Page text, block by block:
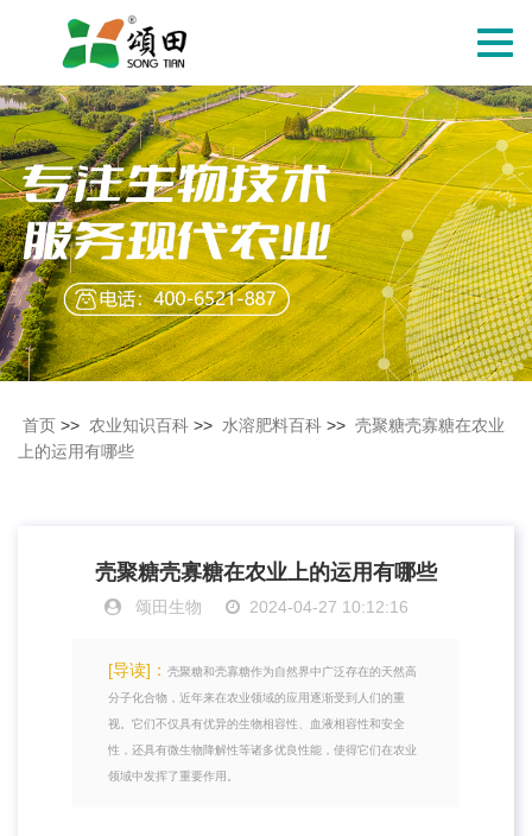
切
导
航
首页 >> 农业知识百科 >> 水溶肥料百科 >> 壳聚糖壳寡糖在农业
上的运用有哪些
壳聚糖壳寡糖在农业上的运用有哪些
颂田生物 2024-04-27 10:12:16
[导读]： 壳聚糖和壳寡糖作为自然界中广泛存在的天然高
分子化合物，近年来在农业领域的应用逐渐受到人们的重
视。它们不仅具有优异的生物相容性、血液相容性和安全
性，还具有微生物降解性等诸多优良性能，使得它们在农业
领域中发挥了重要作用。